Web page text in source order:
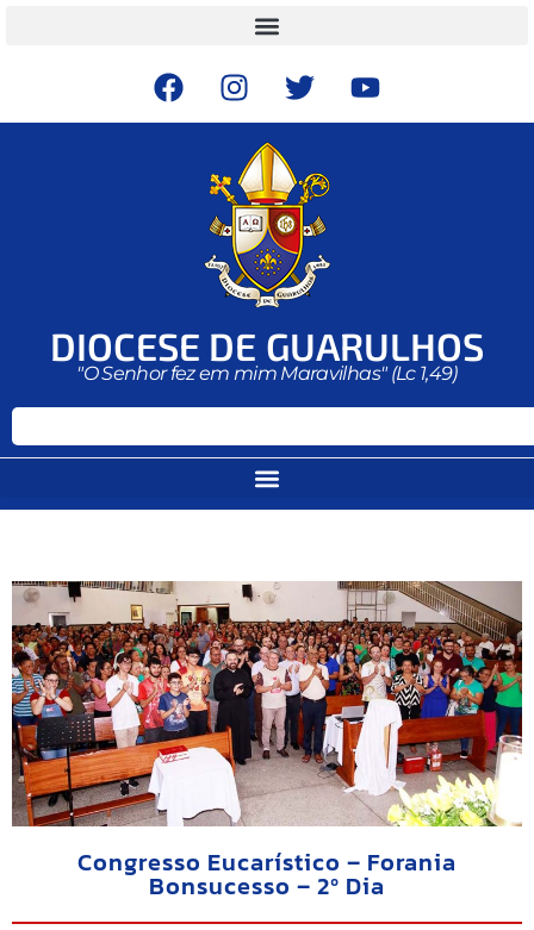
DIOCESE DE GUARULHOS
"O Senhor fez em mim Maravilhas" (Lc 1,49)
Congresso Eucarístico – Forania
Bonsucesso – 2º Dia